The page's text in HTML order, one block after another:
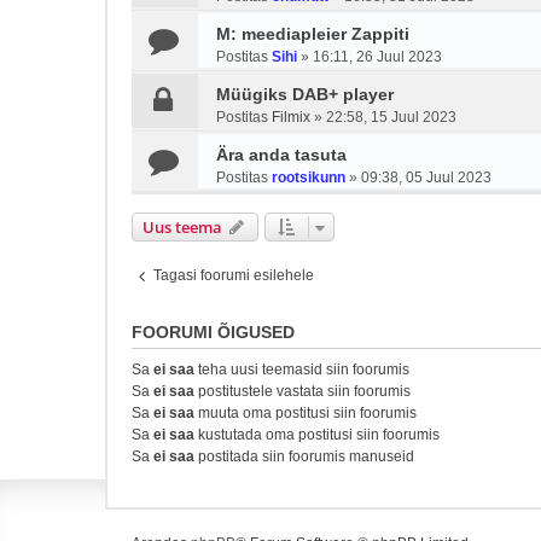
M: meediapleier Zappiti
Postitas Sihi » 16:11, 26 Juul 2023
Müügiks DAB+ player
Postitas Filmix » 22:58, 15 Juul 2023
Ära anda tasuta
Postitas rootsikunn » 09:38, 05 Juul 2023
Uus teema
Tagasi foorumi esilehele
FOORUMI ÕIGUSED
Sa ei saa teha uusi teemasid siin foorumis
Sa ei saa postitustele vastata siin foorumis
Sa ei saa muuta oma postitusi siin foorumis
Sa ei saa kustutada oma postitusi siin foorumis
Sa ei saa postitada siin foorumis manuseid